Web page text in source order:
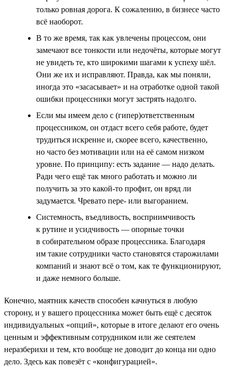
только ровная дорога. К сожалению, в бизнесе часто
всё наоборот.
В то же время, так как увлечены процессом, они
замечают все тонкости или недочёты, которые могут
не увидеть те, кто широкими шагами к успеху шёл.
Они же их и исправляют. Правда, как мы поняли,
иногда это «засасывает» и на отработке одной такой
ошибки процессники могут застрять надолго.
Если мы имеем дело с (гипер)ответственным
процессником, он отдаст всего себя работе, будет
трудиться искренне и, скорее всего, качественно,
но часто без мотивации или на её самом низком
уровне. По принципу: есть задание — надо делать.
Ради чего ещё так много работать и можно ли
получить за это какой-то профит, он вряд ли
задумается. Чревато пере- или выгоранием.
Системность, въедливость, восприимчивость
к рутине и усидчивость — опорные точки
в собирательном образе процессника. Благодаря
им такие сотрудники часто становятся старожилами
компаний и знают всё о том, как те функционируют,
и даже немного больше.
Конечно, маятник качеств способен качнуться в любую
сторону, и у вашего процессника может быть ещё с десяток
индивидуальных «опций», которые в итоге делают его очень
ценным и эффективным сотрудником или же сеятелем
неразберихи и тем, кто вообще не доводит до конца ни одно
дело. Здесь как повезёт с «конфигурацией».